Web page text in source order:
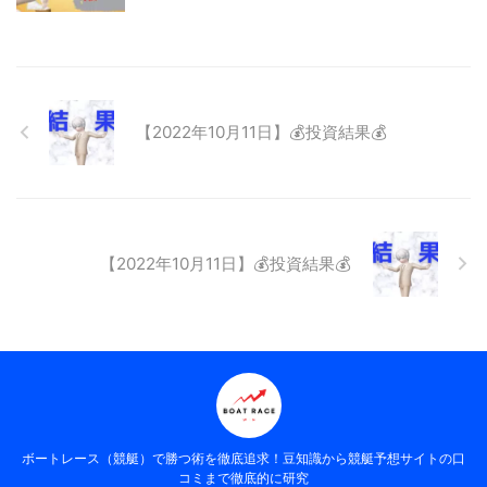
【2022年10月11日】💰投資結果💰
【2022年10月11日】💰投資結果💰
ボートレース（競艇）で勝つ術を徹底追求！豆知識から競艇予想サイトの口
コミまで徹底的に研究